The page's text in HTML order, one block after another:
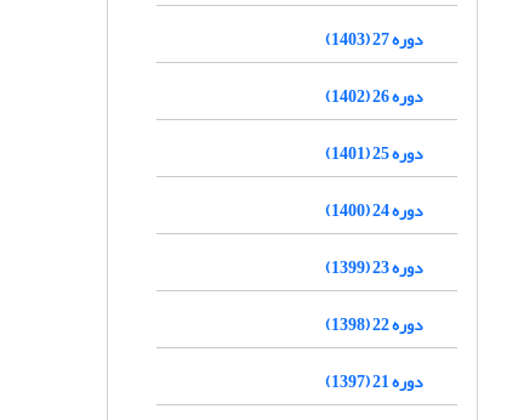
دوره 27 (1403)
دوره 26 (1402)
دوره 25 (1401)
دوره 24 (1400)
دوره 23 (1399)
دوره 22 (1398)
دوره 21 (1397)